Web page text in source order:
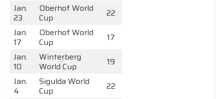
Jan.
23
Oberhof World
Cup
22
Jan.
17
Oberhof World
Cup
17
Jan.
10
Winterberg
World Cup
19
Jan.
4
Sigulda World
Cup
22